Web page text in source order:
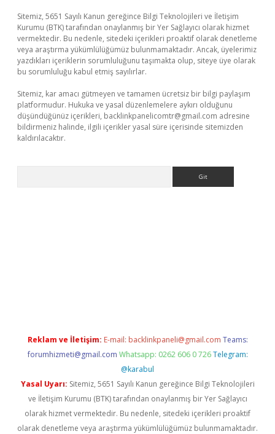
Sitemiz, 5651 Sayılı Kanun gereğince Bilgi Teknolojileri ve İletişim
Kurumu (BTK) tarafından onaylanmış bir Yer Sağlayıcı olarak hizmet
vermektedir. Bu nedenle, sitedeki içerikleri proaktif olarak denetleme
veya araştırma yükümlülüğümüz bulunmamaktadır. Ancak, üyelerimiz
yazdıkları içeriklerin sorumluluğunu taşımakta olup, siteye üye olarak
bu sorumluluğu kabul etmiş sayılırlar.
Sitemiz, kar amacı gütmeyen ve tamamen ücretsiz bir bilgi paylaşım
platformudur. Hukuka ve yasal düzenlemelere aykırı olduğunu
düşündüğünüz içerikleri, backlinkpanelicomtr@gmail.com adresine
bildirmeniz halinde, ilgili içerikler yasal süre içerisinde sitemizden
kaldırılacaktır.
Reklam ve İletişim: E-mail: backlinkpaneli@gmail.com Teams:
forumhizmeti@gmail.com Whatsapp: 0262 606 0 726 Telegram:
@karabul
Yasal Uyarı: Sitemiz, 5651 Sayılı Kanun gereğince Bilgi Teknolojileri
ve İletişim Kurumu (BTK) tarafından onaylanmış bir Yer Sağlayıcı
olarak hizmet vermektedir. Bu nedenle, sitedeki içerikleri proaktif
olarak denetleme veya araştırma yükümlülüğümüz bulunmamaktadır.